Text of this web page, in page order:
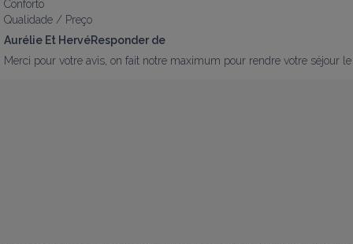
Conforto
Qualidade / Preço
Aurélie Et HervéResponder de
Merci pour votre avis, on fait notre maximum pour rendre votre séjour